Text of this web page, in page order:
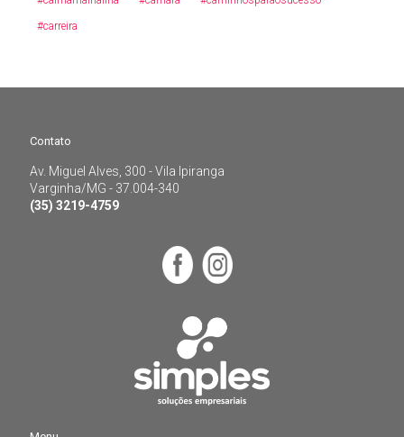
#carreira
Varginha/MG - 37.004-340
Menu
Contato
Av. Miguel Alves, 300 - Vila Ipiranga
Varginha/MG - 37.004-340
(35) 3219-4759